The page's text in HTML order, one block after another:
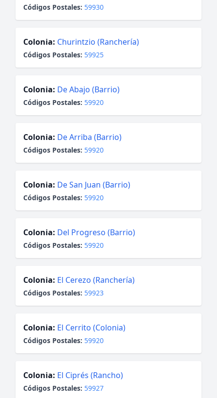
Códigos Postales: 59930
Colonia: Churintzio (Ranchería)
Códigos Postales: 59925
Colonia: De Abajo (Barrio)
Códigos Postales: 59920
Colonia: De Arriba (Barrio)
Códigos Postales: 59920
Colonia: De San Juan (Barrio)
Códigos Postales: 59920
Colonia: Del Progreso (Barrio)
Códigos Postales: 59920
Colonia: El Cerezo (Ranchería)
Códigos Postales: 59923
Colonia: El Cerrito (Colonia)
Códigos Postales: 59920
Colonia: El Ciprés (Rancho)
Códigos Postales: 59927